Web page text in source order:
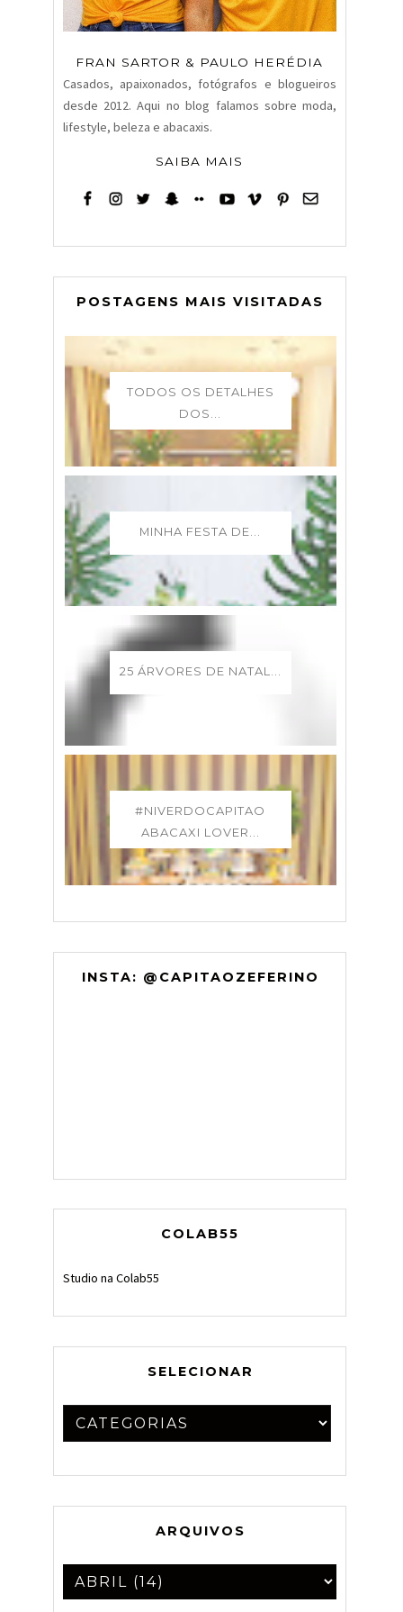
FRAN SARTOR & PAULO HERÉDIA
Casados, apaixonados, fotógrafos e blogueiros
desde 2012. Aqui no blog falamos sobre moda,
lifestyle, beleza e abacaxis.
SAIBA MAIS
POSTAGENS MAIS VISITADAS
TODOS OS DETALHES
DOS...
MINHA FESTA DE...
25 ÁRVORES DE NATAL...
#NIVERDOCAPITAO
ABACAXI LOVER...
INSTA: @CAPITAOZEFERINO
COLAB55
Studio na Colab55
SELECIONAR
ARQUIVOS